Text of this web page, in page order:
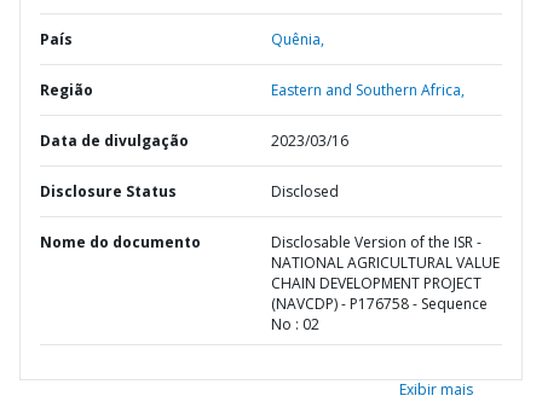
País Quênia,
Região Eastern and Southern Africa,
Data de divulgação 2023/03/16
Disclosure Status Disclosed
Nome do documento
Disclosable Version of the ISR -
NATIONAL AGRICULTURAL VALUE
CHAIN DEVELOPMENT PROJECT
(NAVCDP) - P176758 - Sequence
No : 02
Exibir mais